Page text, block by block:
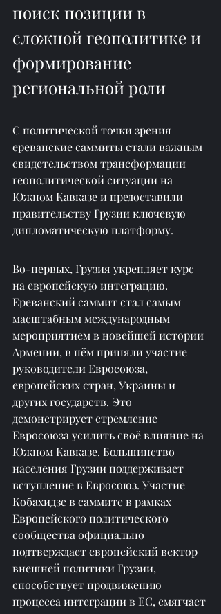
поиск позиции в
сложной геополитике и
формирование
региональной роли
С политической точки зрения
ереванские саммиты стали важным
свидетельством трансформации
геополитической ситуации на
Южном Кавказе и предоставили
правительству Грузии ключевую
дипломатическую платформу.
Во-первых, Грузия укрепляет курс
на европейскую интеграцию.
Ереванский саммит стал самым
масштабным международным
мероприятием в новейшей истории
Армении, в нём приняли участие
руководители Евросоюза,
европейских стран, Украины и
других государств. Это
демонстрирует стремление
Евросоюза усилить своё влияние на
Южном Кавказе. Большинство
населения Грузии поддерживает
вступление в Евросоюз. Участие
Кобахидзе в саммите в рамках
Европейского политического
сообщества официально
подтверждает европейский вектор
внешней политики Грузии,
способствует продвижению
процесса интеграции в ЕС, смягчает